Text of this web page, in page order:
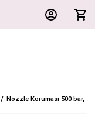
Nozzle Koruması 500 bar,